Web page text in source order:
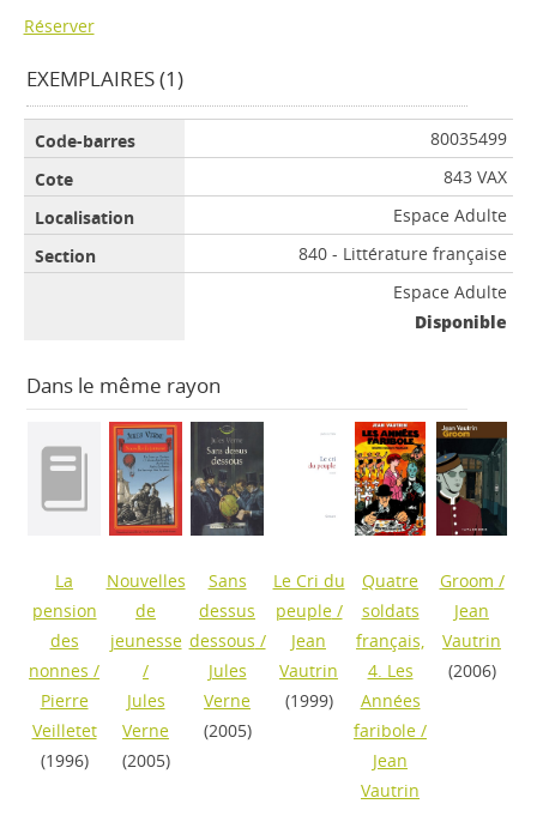
Réserver
EXEMPLAIRES (1)
80035499
843 VAX
Espace Adulte
840 - Littérature française
Espace Adulte
Disponible
Dans le même rayon
La
pension
des
nonnes /
Pierre
Veilletet
(1996)
Nouvelles
de
jeunesse
/
Jules
Verne
(2005)
Sans
dessus
dessous /
Jules
Verne
(2005)
Le Cri du
peuple/
Jean
Vautrin
(1999)
Quatre
soldats
français,
4. Les
Années
faribole /
Jean
Vautrin
Groom /
Jean
Vautrin
(2006)